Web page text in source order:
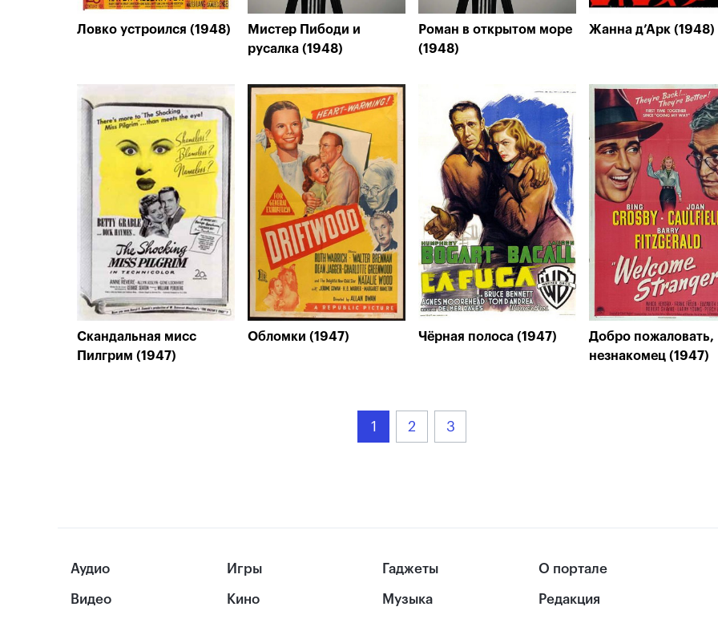
Ловко устроился (1948)
Мистер Пибоди и
русалка (1948)
Роман в открытом море
(1948)
Жанна д’Арк (1948)
Скандальная мисс
Пилгрим (1947)
Обломки (1947) Чёрная полоса (1947)
Добро пожаловать,
незнакомец (1947)
1 2 3
Аудио
Видео
Игры
Кино
Гаджеты
Музыка
О портале
Редакция